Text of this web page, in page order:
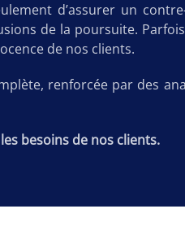
d’assurer un
de la poursuite.
de nos clients.
renforcée par des
besoins de nos clients.